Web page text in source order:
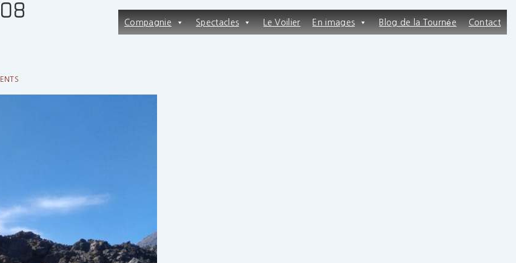
Main
Compagnie Spectacles Le Voilier En images Blog de la Tournée Contact